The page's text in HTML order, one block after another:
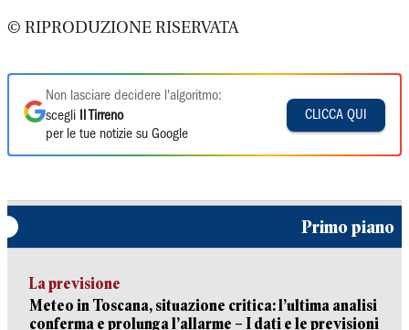
© RIPRODUZIONE RISERVATA
Non lasciare decidere l'algoritmo:
scegli
Il Tirreno
per le tue notizie su Google
CLICCA QUI
Primo piano
La previsione
Meteo in Toscana, situazione critica: l’ultima analisi
conferma e prolunga l’allarme – I dati e le previsioni